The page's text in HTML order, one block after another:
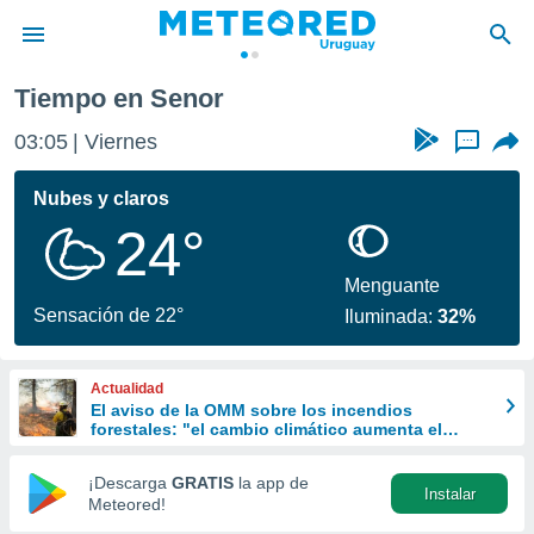
de
ha
calidad.
a este
las
y
forma
digital
basada
Tiempo en Senor
03:05 Viernes ...
Nubes y claros
24°
Sensación de 22°
Menguante
Iluminada:32%
Actualidad
El aviso de la OMM sobre los incendios
forestales: "el cambio climático aumenta el
¡Descarga GRATIS la app de
Meteored!
Instalar